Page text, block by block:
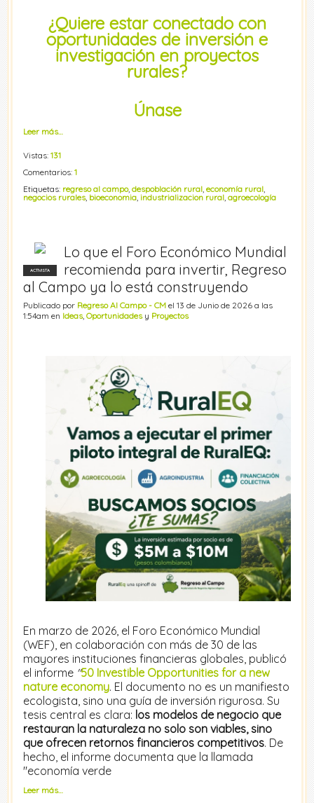
¿Quiere estar conectado con
oportunidades de inversión e
investigación en proyectos
rurales?
Únase
Leer más…
Vistas: 131
Comentarios: 1
Etiquetas: regreso al campo, despoblación rural economía rural
negocios rurales, bioeconomia industrializacion rural agroecología
ACTIVISTA
Lo que el Foro Económico Mundial
recomienda para invertir, Regreso
al Campo ya lo está construyendo
Publicado por Regreso Al Campo - CM el 13 de Junio de 2026 a las
1:54am en Ideas, Oportunidadesy Proyectos
En marzo de 2026, el Foro Económico Mundial
(WEF), en colaboración con más de 30 de las
mayores instituciones financieras globales, publicó
el informe "50 Investible Opportunities for a new
nature economy. El documento no es un manifiesto
ecologista, sino una guía de inversión rigurosa. Su
tesis central es clara: los modelos de negocio que
restauran la naturaleza no solo son viables, sino
que ofrecen retornos financieros competitivos. De
hecho, el informe documenta que la llamada
"economía verde
Leer más…